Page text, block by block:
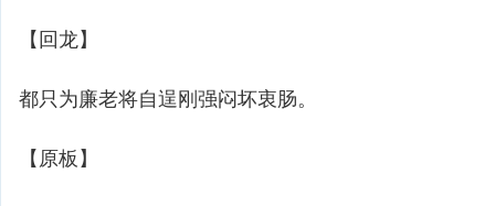
【回龙】
都只为廉老将自逞刚强闷坏衷肠。
【原板】